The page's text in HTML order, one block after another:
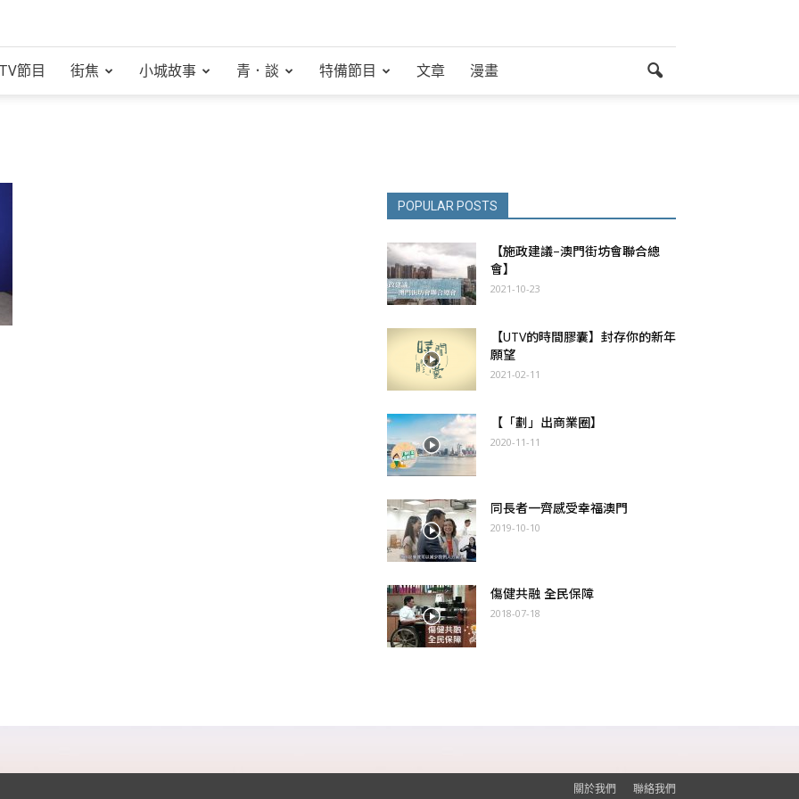
節目 街焦 小城故事 青．談 特備節目 文章 漫畫
POPULAR POSTS
【施政建議–澳門街坊會聯合總
會】
2021-10-23
【UTV的時間膠囊】封存你的新年
願望
2021-02-11
【「劃」出商業圈】
2020-11-11
同長者一齊感受幸福澳門
2019-10-10
傷健共融 全民保障
2018-07-18
關於我們 聯絡我們